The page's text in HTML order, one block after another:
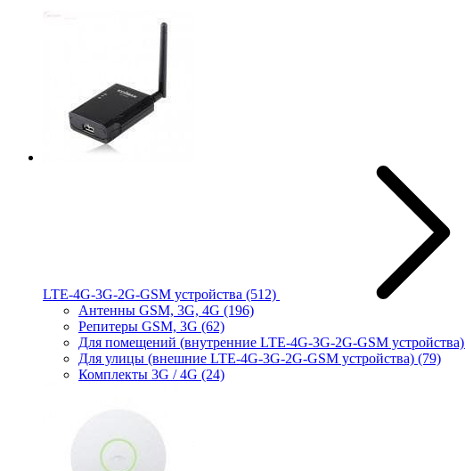
LTE-4G-3G-2G-GSM устройства (512)
Антенны GSM, 3G, 4G (196)
Репитеры GSM, 3G (62)
Для помещений (внутренние LTE-4G-3G-2G-GSM устройства)
Для улицы (внешние LTE-4G-3G-2G-GSM устройства) (79)
Комплекты 3G / 4G (24)